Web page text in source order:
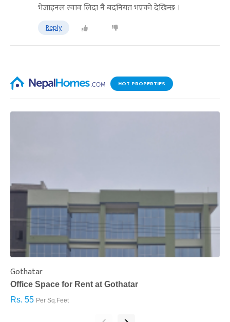
भेजाइनल स्वाव लिदा नै बदनियत भएकाे देखिन्छ ।
Reply
HOT PROPERTIES
Gothatar
Office Space for Rent at Gothatar
Rs. 55 Per Sq.Feet